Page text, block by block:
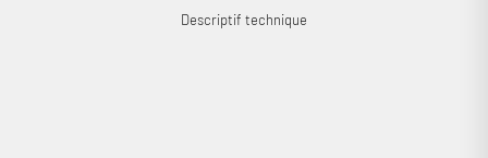
Descriptif technique